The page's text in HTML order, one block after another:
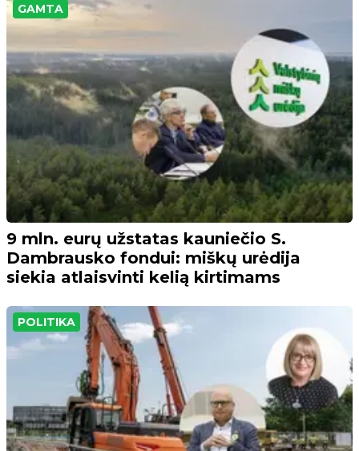
GAMTA
9 mln. eurų užstatas kauniečio S.
Dambrausko fondui: miškų urėdija
siekia atlaisvinti kelią kirtimams
POLITIKA